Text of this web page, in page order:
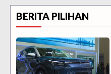
BERITA PILIHAN